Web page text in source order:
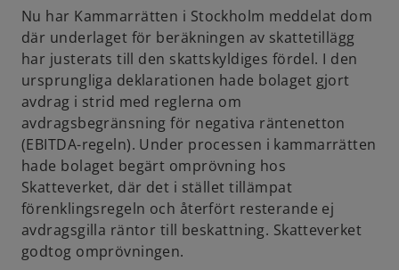
Nu har Kammarrätten i Stockholm meddelat dom
där underlaget för beräkningen av skattetillägg
har justerats till den skattskyldiges fördel. I den
ursprungliga deklarationen hade bolaget gjort
avdrag i strid med reglerna om
avdragsbegränsning för negativa räntenetton
(EBITDA-regeln). Under processen i kammarrätten
hade bolaget begärt omprövning hos
Skatteverket, där det i stället tillämpat
förenklingsregeln och återfört resterande ej
avdragsgilla räntor till beskattning. Skatteverket
godtog omprövningen.